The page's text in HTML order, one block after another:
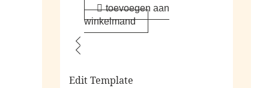
toevoegen aan
winkelmand
Edit Template